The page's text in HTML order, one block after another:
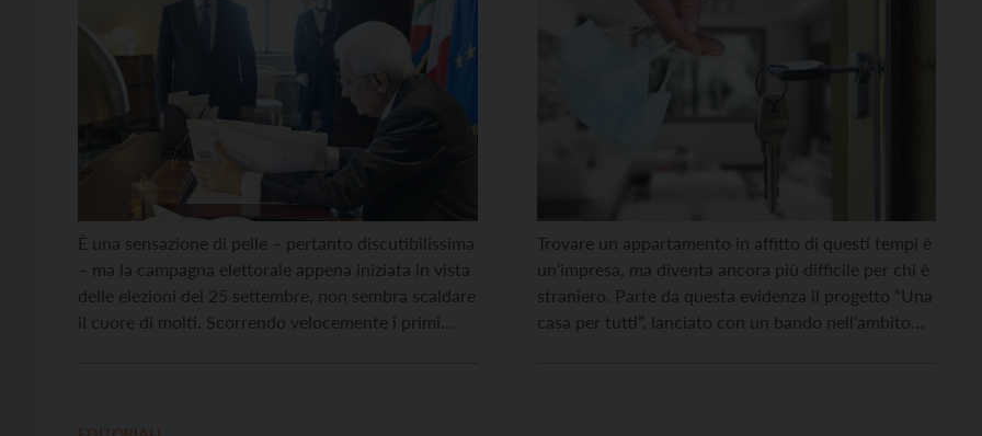
È una sensazione di pelle – pertanto discutibilissima
– ma la campagna elettorale appena iniziata in vista
delle elezioni del 25 settembre, non sembra scaldare
il cuore di molti. Scorrendo velocemente i primi
Trovare un appartamento in affitto di questi tempi è
un’impresa, ma diventa ancora più difficile per chi è
straniero. Parte da questa evidenza il progetto “Una
casa per tutti”, lanciato con un bando nell’ambito